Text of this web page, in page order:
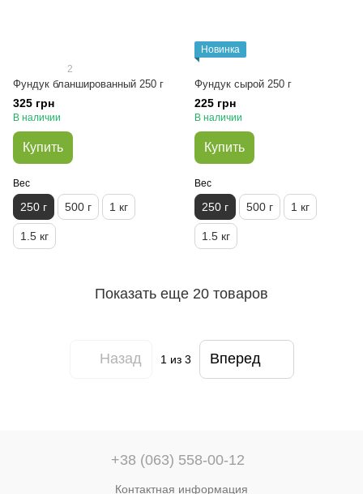
2
Фундук бланшированный 250 г
325 грн
В наличии
Купить
Вес
250 г 500 г 1 кг
1.5 кг
Новинка
Фундук сырой 250 г
225 грн
В наличии
Купить
Вес
250 г 500 г 1 кг
1.5 кг
Показать еще 20 товаров
Назад 1 из 3 Вперед
+38 (063) 558-00-12
Контактная информация